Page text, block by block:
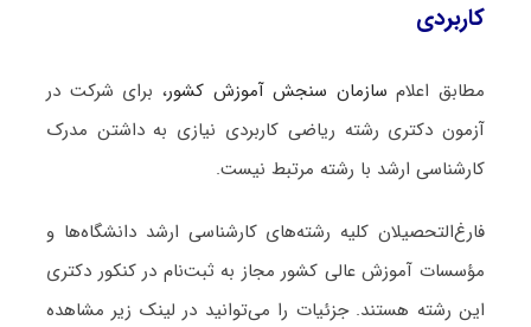
کاربردی
مطابق اعلام سازمان سنجش آموزش کشور، برای شرکت در
آزمون دکتری رشته ریاضی کاربردی نیازی به داشتن مدرک
کارشناسی ارشد با رشته مرتبط نیست.
فارغ‌‌التحصیلان کلیه رشته‌های کارشناسی ارشد دانشگاه‌ها و
مؤسسات آموزش عالی کشور مجاز به ثبت‌نام در کنکور دکتری
این رشته هستند. جزئیات را می‌توانید در لینک زیر مشاهده